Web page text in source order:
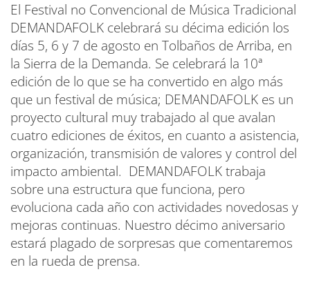
El Festival no Convencional de Música Tradicional
DEMANDAFOLK celebrará su décima edición los
días 5, 6 y 7 de agosto en Tolbaños de Arriba, en
la Sierra de la Demanda. Se celebrará la 10ª
edición de lo que se ha convertido en algo más
que un festival de música; DEMANDAFOLK es un
proyecto cultural muy trabajado al que avalan
cuatro ediciones de éxitos, en cuanto a asistencia,
organización, transmisión de valores y control del
impacto ambiental. DEMANDAFOLK trabaja
sobre una estructura que funciona, pero
evoluciona cada año con actividades novedosas y
mejoras continuas. Nuestro décimo aniversario
estará plagado de sorpresas que comentaremos
en la rueda de prensa.